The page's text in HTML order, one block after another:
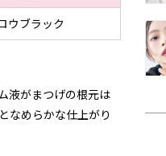
ウブラック
液がまつげの根元は
なめらかな仕上がり